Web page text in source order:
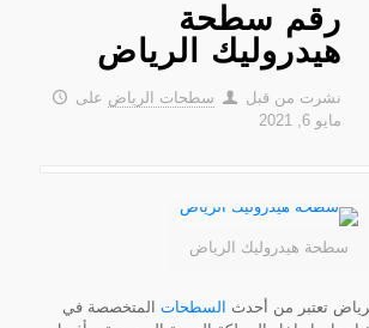
رقم سطحة
هيدروليك الرياض
نشرت من قبل سطحات الرياض على
مايو 6, 2021
سطحة هيدروليك الرياض
تعتبر من أحدث السطحاتالمتخصصة في